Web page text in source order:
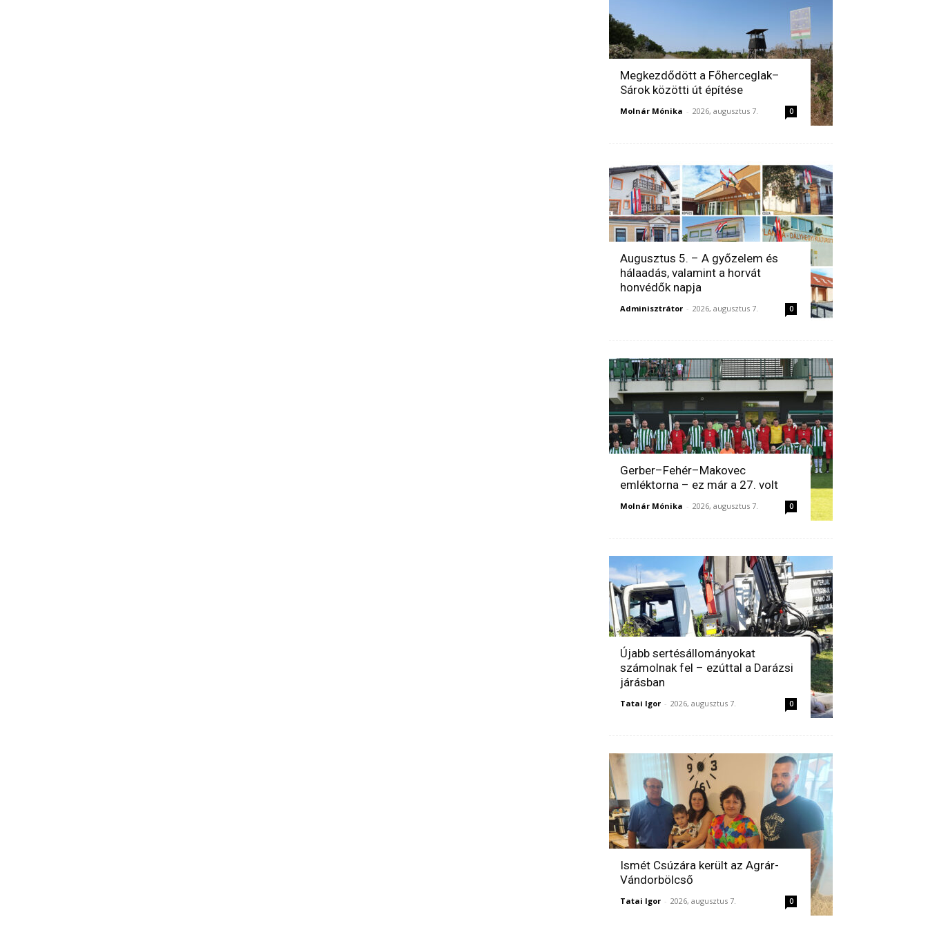
Megkezdődött a Főherceglak–
Sárok közötti út építése
Molnár Mónika - 2026, augusztus 7. 0
Augusztus 5. – A győzelem és
hálaadás, valamint a horvát
honvédők napja
Adminisztrátor - 2026, augusztus 7. 0
Gerber–Fehér–Makovec
emléktorna – ez már a 27. volt
Molnár Mónika - 2026, augusztus 7. 0
Újabb sertésállományokat
számolnak fel – ezúttal a Darázsi
járásban
Tatai Igor - 2026, augusztus 7. 0
Ismét Csúzára került az Agrár-
Vándorbölcső
Tatai Igor - 2026, augusztus 7. 0